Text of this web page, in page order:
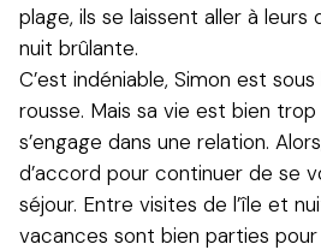
plage, ils se laissent aller à
nuit brûlante.
C’est indéniable, Simon est
rousse. Mais sa vie est bien trop
s’engage dans une relation.
d’accord pour continuer de se
séjour. Entre visites de l’île et
vacances sont bien parties